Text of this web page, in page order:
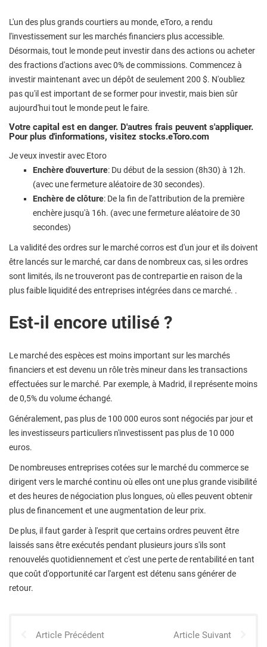
L'un des plus grands courtiers au monde, eToro, a rendu
l'investissement sur les marchés financiers plus accessible.
Désormais, tout le monde peut investir dans des actions ou acheter
des fractions d'actions avec 0% de commissions. Commencez à
investir maintenant avec un dépôt de seulement 200 $. N'oubliez
pas qu'il est important de se former pour investir, mais bien sûr
aujourd'hui tout le monde peut le faire.
Votre capital est en danger. D'autres frais peuvent s'appliquer.
Pour plus d'informations, visitez stocks.eToro.com
Je veux investir avec Etoro
Enchère d'ouverture: Du début de la session (8h30) à 12h.
(avec une fermeture aléatoire de 30 secondes).
Enchère de clôture: De la fin de l'attribution de la première
enchère jusqu'à 16h. (avec une fermeture aléatoire de 30
secondes)
La validité des ordres sur le marché corros est d'un jour et ils doivent
être lancés sur le marché, car dans de nombreux cas, si les ordres
sont limités, ils ne trouveront pas de contrepartie en raison de la
plus faible liquidité des entreprises intégrées dans ce marché. .
Est-il encore utilisé ?
Le marché des espèces est moins important sur les marchés
financiers et est devenu un rôle très mineur dans les transactions
effectuées sur le marché. Par exemple, à Madrid, il représente moins
de 0,5% du volume échangé.
Généralement, pas plus de 100 000 euros sont négociés par jour et
les investisseurs particuliers n'investissent pas plus de 10 000
euros.
De nombreuses entreprises cotées sur le marché du commerce se
dirigent vers le marché continu où elles ont une plus grande visibilité
et des heures de négociation plus longues, où elles peuvent obtenir
plus de financement et une augmentation de leur prix.
De plus, il faut garder à l'esprit que certains ordres peuvent être
laissés sans être exécutés pendant plusieurs jours s'ils sont
renouvelés quotidiennement et c'est une perte de rentabilité en tant
que coût d'opportunité car l'argent est détenu sans générer de
retour.
Article Précédent Article Suivant